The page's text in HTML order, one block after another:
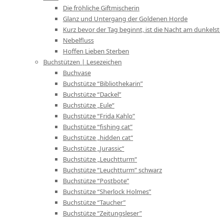
Die fröhliche Giftmischerin
Glanz und Untergang der Goldenen Horde
Kurz bevor der Tag beginnt, ist die Nacht am
Nebelfluss
Hoffen Lieben Sterben
Buchstützen | Lesezeichen
Buchvase
Buchstütze “Bibliothekarin”
Buchstütze “Dackel”
Buchstütze „Eule“
Buchstütze “Frida Kahlo”
Buchstütze “fishing cat”
Buchstütze „hidden cat“
Buchstütze „Jurassic“
Buchstütze „Leuchtturm“
Buchstütze “Leuchtturm” schwarz
Buchstütze “Postbote”
Buchstütze “Sherlock Holmes”
Buchstütze “Taucher”
Buchstütze “Zeitungsleser”